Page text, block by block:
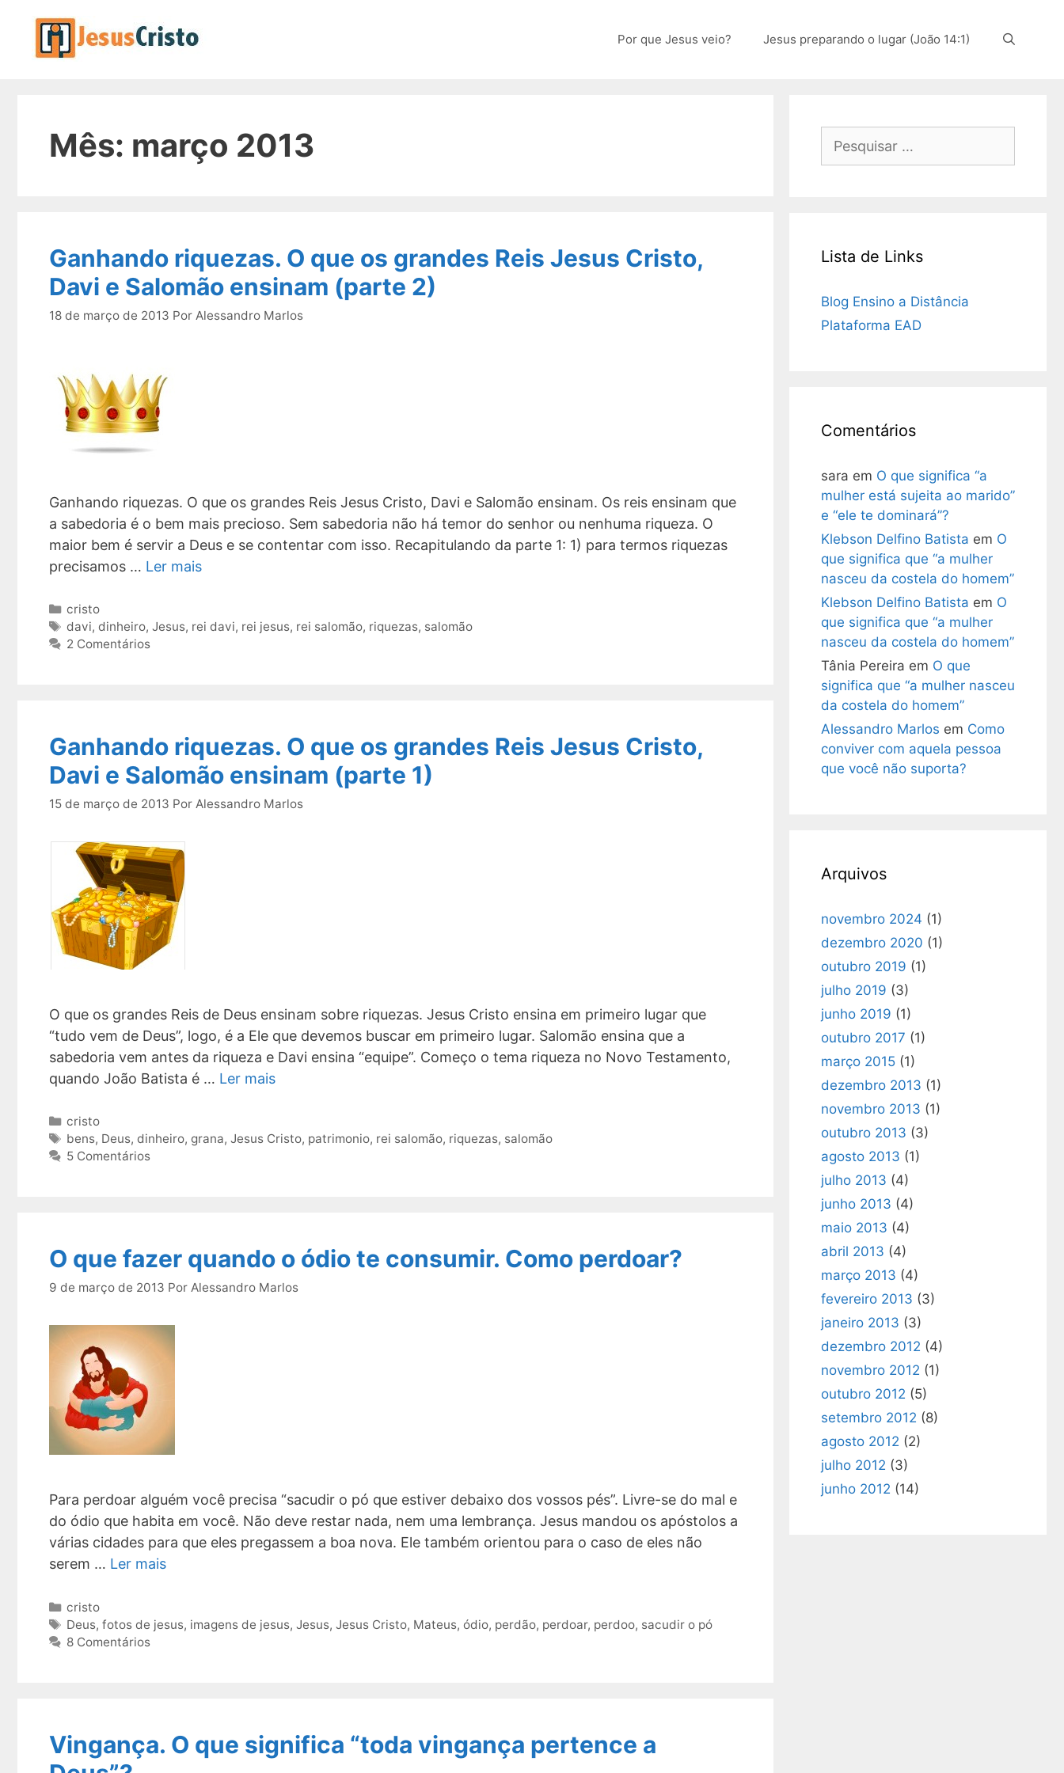
Por que Jesus veio? Jesus preparando o lugar (João 14:1)
Mês: março 2013
Ganhando riquezas. O que os grandes Reis Jesus Cristo,
Davi e Salomão ensinam (parte 2)
18 de março de 2013 Por Alessandro Marlos
Ganhando riquezas. O que os grandes Reis Jesus Cristo, Davi e Salomão ensinam. Os reis ensinam que
a sabedoria é o bem mais precioso. Sem sabedoria não há temor do senhor ou nenhuma riqueza. O
maior bem é servir a Deus e se contentar com isso. Recapitulando da parte 1: 1) para termos riquezas
precisamos … Ler mais
Categorias
cristo
Tags
davi,dinheiro,Jesus, rei davi, rei jesus, rei salomão, riquezas, salomão
2 Comentários
Ganhando riquezas. O que os grandes Reis Jesus Cristo,
Davi e Salomão ensinam (parte 1)
15 de março de 2013 Por Alessandro Marlos
O que os grandes Reis de Deus ensinam sobre riquezas. Jesus Cristo ensina em primeiro lugar que
“tudo vem de Deus”, logo, é a Ele que devemos buscar em primeiro lugar. Salomão ensina que a
sabedoria vem antes da riqueza e Davi ensina “equipe”. Começo o tema riqueza no Novo Testamento,
quando João Batista é … Ler mais
Categorias
cristo
Tags
bens, Deus,dinheiro,grana,Jesus Cristo, patrimonio, rei salomão, riquezas, salomão
5 Comentários
O que fazer quando o ódio te consumir. Como perdoar?
9 de março de 2013 Por Alessandro Marlos
Para perdoar alguém você precisa “sacudir o pó que estiver debaixo dos vossos pés”. Livre-se do mal e
do ódio que habita em você. Não deve restar nada, nem uma lembrança. Jesus mandou os apóstolos a
várias cidades para que eles pregassem a boa nova. Ele também orientou para o caso de eles não
serem … Ler mais
Categorias
cristo
Tags
Deus,fotos de jesus, imagens de jesus,Jesus,Jesus Cristo, Mateus,ódio, perdão, perdoar, perdoo, sacudir o pó
8 Comentários
Vingança. O que significa “toda vingança pertence a
por:
Lista de Links
Blog Ensino a Distância
Plataforma EAD
Comentários
sara em O que significa “a
mulher está sujeita ao marido”
e “ele te dominará”?
Klebson Delfino Batista em O
que significa que “a mulher
nasceu da costela do homem”
Klebson Delfino Batista em O
que significa que “a mulher
nasceu da costela do homem”
Tânia Pereira em O que
significa que “a mulher nasceu
da costela do homem”
Alessandro Marlos em Como
conviver com aquela pessoa
que você não suporta?
Arquivos
novembro 2024 (1)
dezembro 2020 (1)
outubro 2019 (1)
julho 2019 (3)
junho 2019 (1)
outubro 2017 (1)
março 2015 (1)
dezembro 2013 (1)
novembro 2013 (1)
outubro 2013 (3)
agosto 2013 (1)
julho 2013 (4)
junho 2013 (4)
maio 2013 (4)
abril 2013 (4)
março 2013 (4)
fevereiro 2013 (3)
janeiro 2013 (3)
dezembro 2012 (4)
novembro 2012 (1)
outubro 2012 (5)
setembro 2012 (8)
agosto 2012 (2)
julho 2012 (3)
junho 2012 (14)